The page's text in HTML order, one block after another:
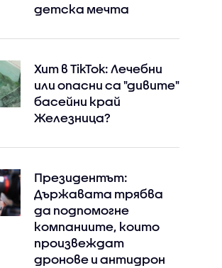
детска мечта
Хит в TikTok: Лечебни
или опасни са "дивите"
басейни край
Железница?
Президентът:
Държавата трябва
да подпомогне
компаниите, които
произвеждат
дронове и антидрон